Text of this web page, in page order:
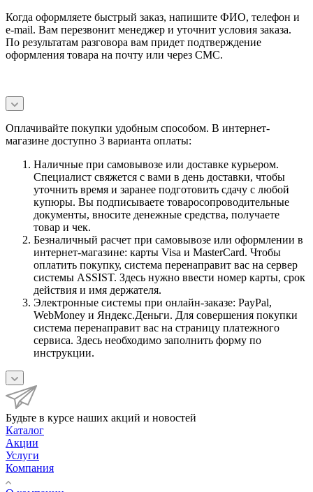
Когда оформляете быстрый заказ, напишите ФИО, телефон и
e-mail. Вам перезвонит менеджер и уточнит условия заказа.
По результатам разговора вам придет подтверждение
оформления товара на почту или через СМС.
Оплачивайте покупки удобным способом. В интернет-
магазине доступно 3 варианта оплаты:
Наличные при самовывозе или доставке курьером.
Специалист свяжется с вами в день доставки, чтобы
уточнить время и заранее подготовить сдачу с любой
купюры. Вы подписываете товаросопроводительные
документы, вносите денежные средства, получаете
товар и чек.
Безналичный расчет при самовывозе или оформлении в
интернет-магазине: карты Visa и MasterCard. Чтобы
оплатить покупку, система перенаправит вас на сервер
системы ASSIST. Здесь нужно ввести номер карты, срок
действия и имя держателя.
Электронные системы при онлайн-заказе: PayPal,
WebMoney и Яндекс.Деньги. Для совершения покупки
система перенаправит вас на страницу платежного
сервиса. Здесь необходимо заполнить форму по
инструкции.
Будьте в курсе наших акций и новостей
Каталог
Акции
Услуги
Компания